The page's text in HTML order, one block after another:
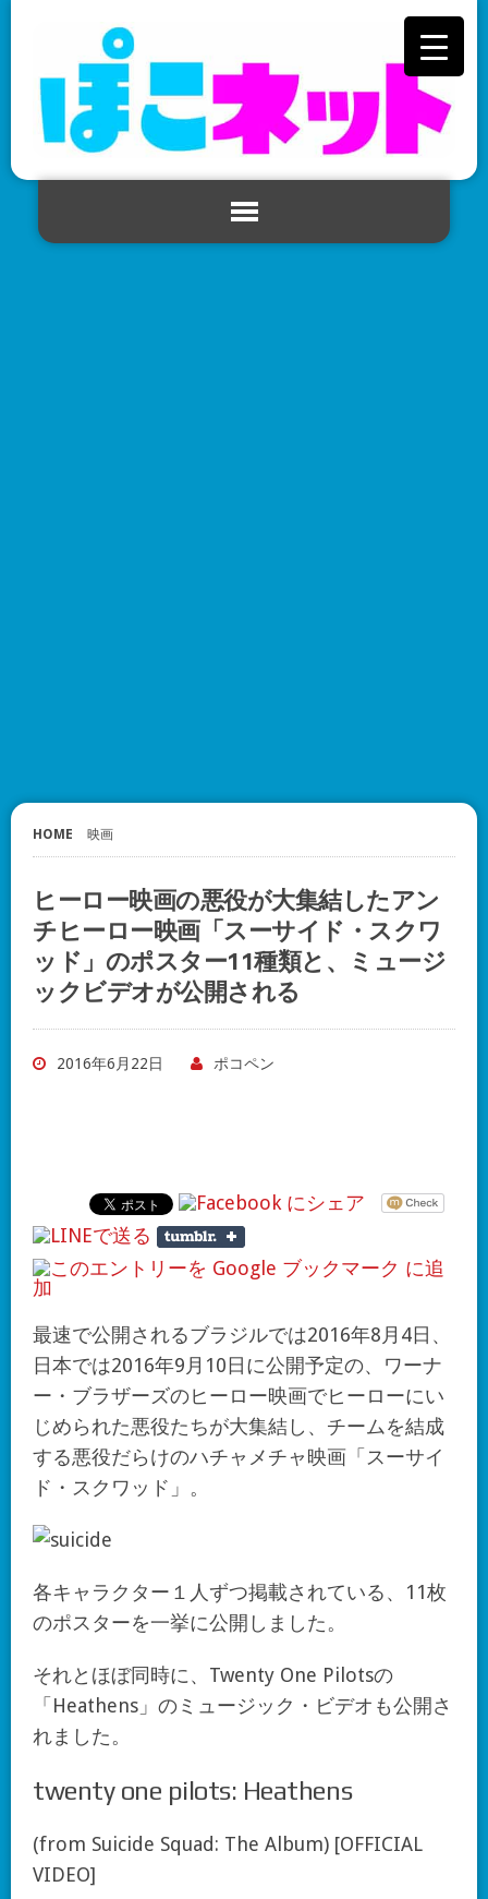
HOME 映画
ヒーロー映画の悪役が大集結したアン
チヒーロー映画「スーサイド・スクワ
ッド」のポスター11種類と、ミュージ
ックビデオが公開される
2016年6月22日 ポコペン
最速で公開されるブラジルでは2016年8月4日、
日本では2016年9月10日に公開予定の、ワーナ
ー・ブラザーズのヒーロー映画でヒーローにい
じめられた悪役たちが大集結し、チームを結成
する悪役だらけのハチャメチャ映画「スーサイ
ド・スクワッド」。
各キャラクター１人ずつ掲載されている、11枚
のポスターを一挙に公開しました。
それとほぼ同時に、Twenty One Pilotsの
「Heathens」のミュージック・ビデオも公開さ
れました。
twenty one pilots: Heathens
(from Suicide Squad: The Album) [OFFICIAL
VIDEO]